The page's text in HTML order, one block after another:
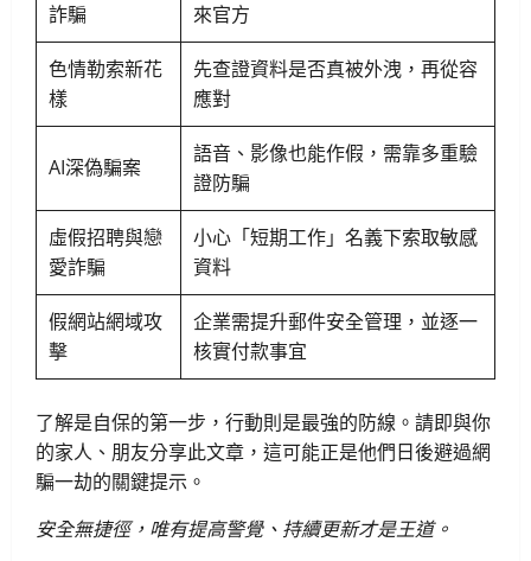
詐騙
來官方
色情勒索新花
樣
先查證資料是否真被外洩，再從容
應對
AI深偽騙案
語音、影像也能作假，需靠多重驗
證防騙
虛假招聘與戀
愛詐騙
小心「短期工作」名義下索取敏感
資料
假網站網域攻
擊
企業需提升郵件安全管理，並逐一
核實付款事宜
了解是自保的第一步，行動則是最強的防線。請即與你
的家人、朋友分享此文章，這可能正是他們日後避過網
騙一劫的關鍵提示。
安全無捷徑，唯有提高警覺、持續更新才是王道。